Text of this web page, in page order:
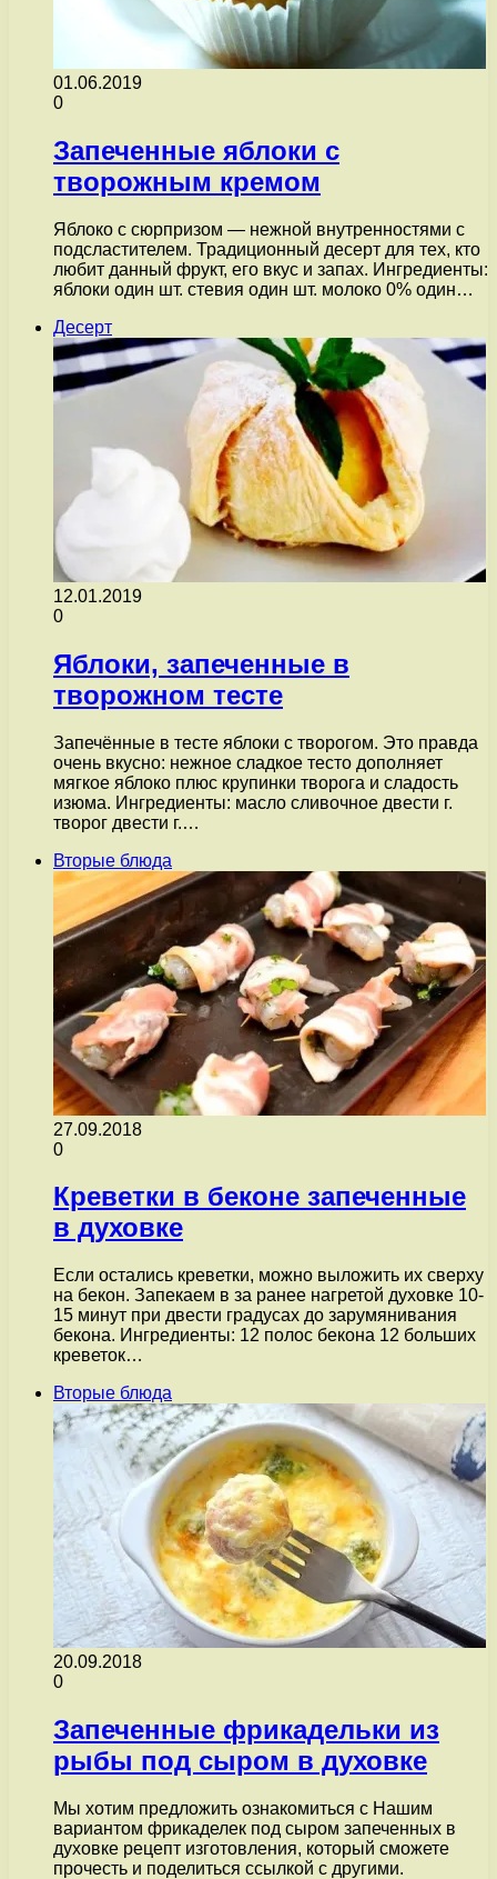
01.06.2019
0
Запеченные яблоки с
творожным кремом
Яблоко с сюрпризом — нежной внутренностями с
подсластителем. Традиционный десерт для тех, кто
любит данный фрукт, его вкус и запах. Ингредиенты:
яблоки один шт. стевия один шт. молоко 0% один…
Десерт
12.01.2019
0
Яблоки, запеченные в
творожном тесте
Запечённые в тесте яблоки с творогом. Это правда
очень вкусно: нежное сладкое тесто дополняет
мягкое яблоко плюс крупинки творога и сладость
изюма. Ингредиенты: масло сливочное двести г.
творог двести г.…
Вторые блюда
27.09.2018
0
Креветки в беконе запеченные
в духовке
Если остались креветки, можно выложить их сверху
на бекон. Запекаем в за ранее нагретой духовке 10-
15 минут при двести градусах до зарумянивания
бекона. Ингредиенты: 12 полос бекона 12 больших
креветок…
Вторые блюда
20.09.2018
0
Запеченные фрикадельки из
рыбы под сыром в духовке
Мы хотим предложить ознакомиться с Нашим
вариантом фрикаделек под сыром запеченных в
духовке рецепт изготовления, который сможете
прочесть и поделиться ссылкой с другими.